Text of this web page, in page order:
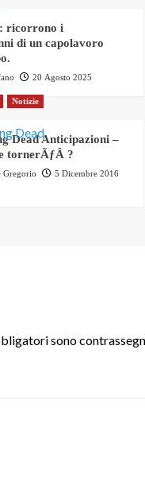
ricorrono i
di un capolavoro
20 Agosto 2025
Notizie
Dead Anticipazioni –
tornerÃƒÂ ?
Gregorio
5 Dicembre 2016
sono